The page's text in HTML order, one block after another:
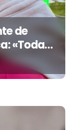
de
«Todas
venir a